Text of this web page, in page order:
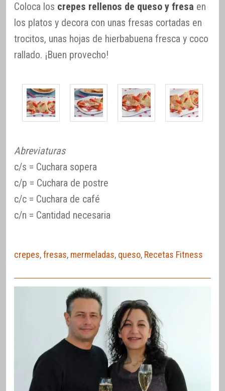
Coloca los crepes rellenos de queso y fresa en
los platos y decora con unas fresas cortadas en
trocitos, unas hojas de hierbabuena fresca y coco
rallado. ¡Buen provecho!
Abreviaturas
c/s = Cuchara sopera
c/p = Cuchara de postre
c/c = Cuchara de café
c/n = Cantidad necesaria
crepes,fresas, mermeladas, queso, Recetas Fitness